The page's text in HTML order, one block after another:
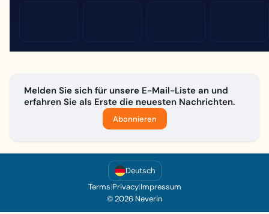
Melden Sie sich für unsere E-Mail-Liste an und
erfahren Sie als Erste die neuesten Nachrichten.
Abonnieren
Deutsch
Terms|Privacy|Impressum
© 2026 Neverin